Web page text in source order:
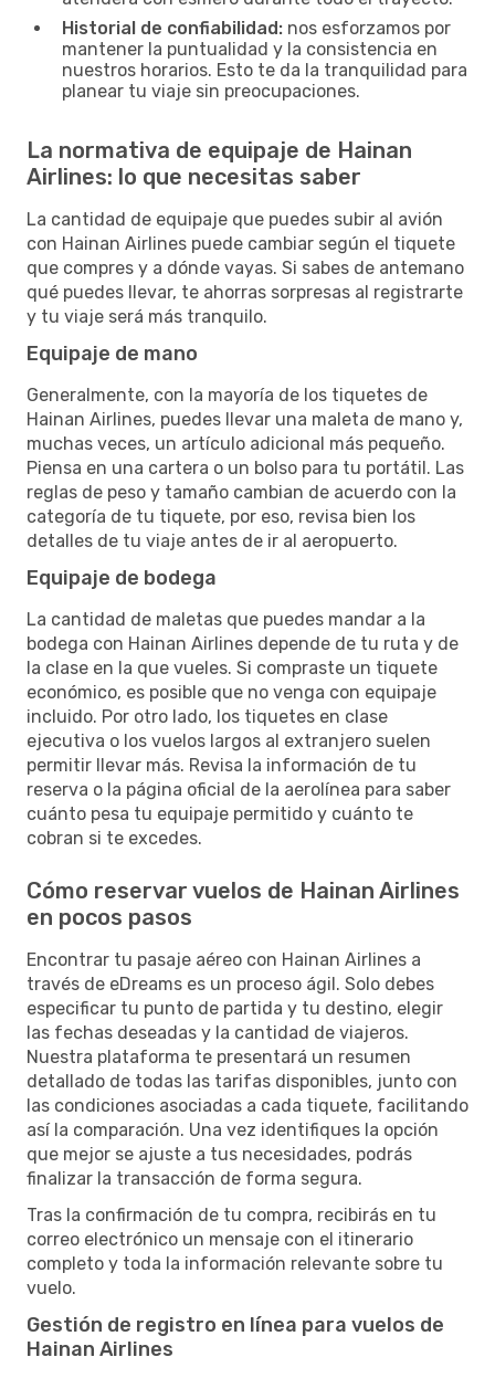
Historial de confiabilidad: nos esforzamos por
mantener la puntualidad y la consistencia en
nuestros horarios. Esto te da la tranquilidad para
planear tu viaje sin preocupaciones.
La normativa de equipaje de Hainan
Airlines: lo que necesitas saber
La cantidad de equipaje que puedes subir al avión
con Hainan Airlines puede cambiar según el tiquete
que compres y a dónde vayas. Si sabes de antemano
qué puedes llevar, te ahorras sorpresas al registrarte
y tu viaje será más tranquilo.
Equipaje de mano
Generalmente, con la mayoría de los tiquetes de
Hainan Airlines, puedes llevar una maleta de mano y,
muchas veces, un artículo adicional más pequeño.
Piensa en una cartera o un bolso para tu portátil. Las
reglas de peso y tamaño cambian de acuerdo con la
categoría de tu tiquete, por eso, revisa bien los
detalles de tu viaje antes de ir al aeropuerto.
Equipaje de bodega
La cantidad de maletas que puedes mandar a la
bodega con Hainan Airlines depende de tu ruta y de
la clase en la que vueles. Si compraste un tiquete
económico, es posible que no venga con equipaje
incluido. Por otro lado, los tiquetes en clase
ejecutiva o los vuelos largos al extranjero suelen
permitir llevar más. Revisa la información de tu
reserva o la página oficial de la aerolínea para saber
cuánto pesa tu equipaje permitido y cuánto te
cobran si te excedes.
Cómo reservar vuelos de Hainan Airlines
en pocos pasos
Encontrar tu pasaje aéreo con Hainan Airlines a
través de eDreams es un proceso ágil. Solo debes
especificar tu punto de partida y tu destino, elegir
las fechas deseadas y la cantidad de viajeros.
Nuestra plataforma te presentará un resumen
detallado de todas las tarifas disponibles, junto con
las condiciones asociadas a cada tiquete, facilitando
así la comparación. Una vez identifiques la opción
que mejor se ajuste a tus necesidades, podrás
finalizar la transacción de forma segura.
Tras la confirmación de tu compra, recibirás en tu
correo electrónico un mensaje con el itinerario
completo y toda la información relevante sobre tu
vuelo.
Gestión de registro en línea para vuelos de
Hainan Airlines